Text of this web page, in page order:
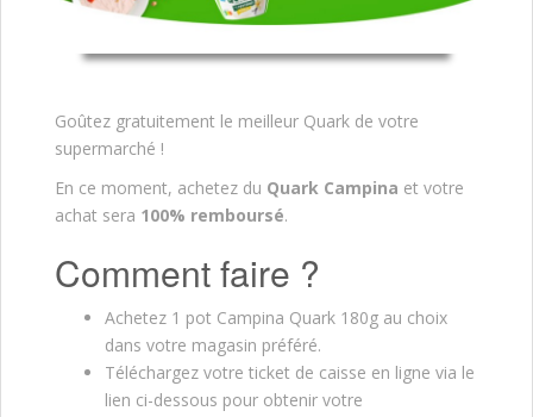
Goûtez gratuitement le meilleur Quark de votre
supermarché !
En ce moment, achetez du Quark Campina et votre
achat sera 100% remboursé.
Comment faire ?
Achetez 1 pot Campina Quark 180g au choix
dans votre magasin préféré.
Téléchargez votre ticket de caisse en ligne via le
lien ci-dessous pour obtenir votre